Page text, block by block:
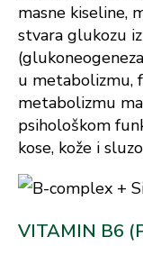
masne kiseline,
stvara glukozu
u metabolizmu,
metabolizmu
psihološkom
kose, kože i
VITAMIN B6